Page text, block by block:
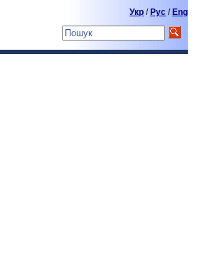
Укр / Pyc / Eng